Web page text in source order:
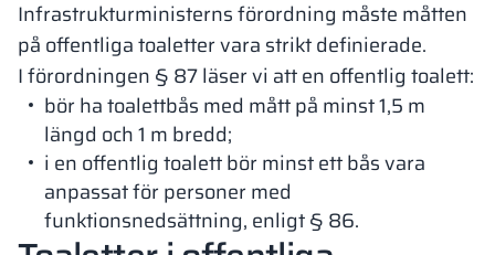
Infrastrukturministerns förordning måste måtten
på offentliga toaletter vara strikt definierade.
I förordningen § 87 läser vi att en offentlig toalett:
bör ha toalettbås med mått på minst 1,5 m
längd och 1 m bredd;
i en offentlig toalett bör minst ett bås vara
anpassat för personer med
funktionsnedsättning, enligt § 86.